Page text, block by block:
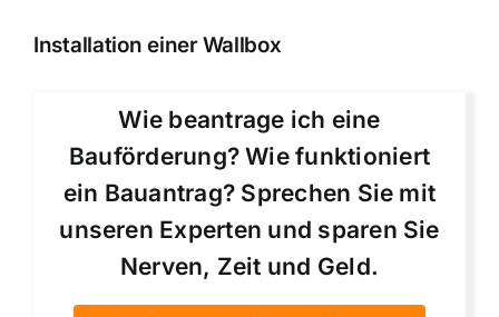
Installation einer Wallbox
Wie beantrage ich eine
Bauförderung? Wie funktioniert
ein Bauantrag? Sprechen Sie mit
unseren Experten und sparen Sie
Nerven, Zeit und Geld.